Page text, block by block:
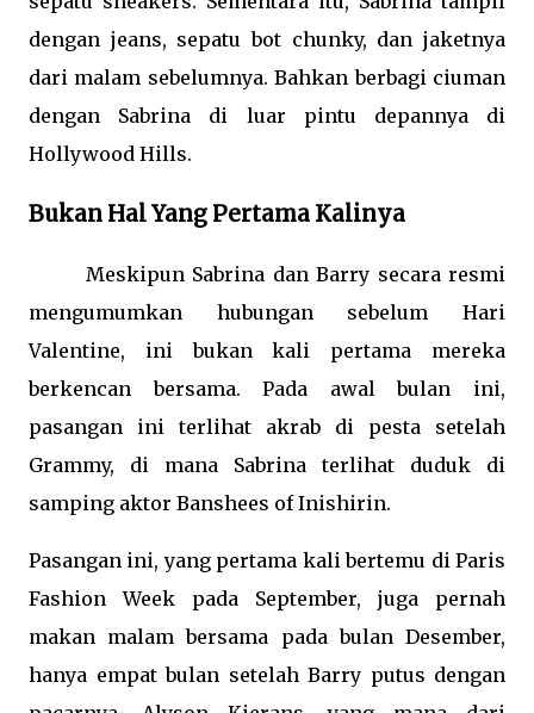
dengan jeans, sepatu bot chunky, dan jaketnya
dari malam sebelumnya. Bahkan berbagi ciuman
dengan Sabrina di luar pintu depannya di
Hollywood Hills.
Bukan Hal Yang Pertama Kalinya
Meskipun Sabrina dan Barry secara resmi
mengumumkan hubungan sebelum Hari
Valentine, ini bukan kali pertama mereka
berkencan bersama. Pada awal bulan ini,
pasangan ini terlihat akrab di pesta setelah
Grammy, di mana Sabrina terlihat duduk di
samping aktor Banshees of Inishirin.
Pasangan ini, yang pertama kali bertemu di Paris
Fashion Week pada September, juga pernah
makan malam bersama pada bulan Desember,
hanya empat bulan setelah Barry putus dengan